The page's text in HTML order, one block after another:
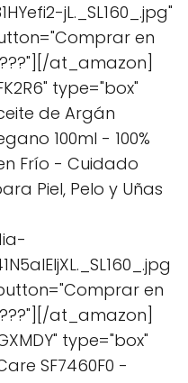
jL._SL160_.jpg"
en
at_amazon]
type="box"
de Argán
100ml - 100%
Frío - Cuidado
Piel, Pelo y Uñas
en
at_amazon]
type="box"
SF7460F0 -